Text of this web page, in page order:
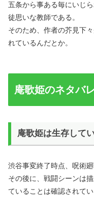
五条から事ある毎にいじ
徒思いな教師である。
そのため、作者の芥見下
れているんだとか。
庵歌姫のネタバ
庵歌姫は生存して
渋谷事変終了時点、呪術廻
その後に、戦闘シーンは
ていることは確認されてい